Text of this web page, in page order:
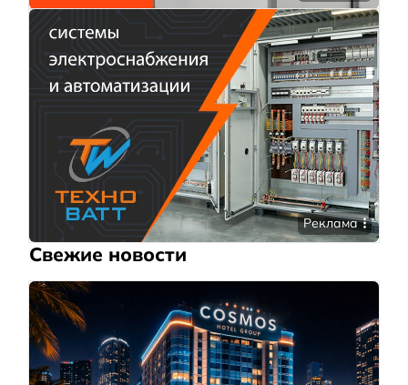
Реклама
Свежие новости